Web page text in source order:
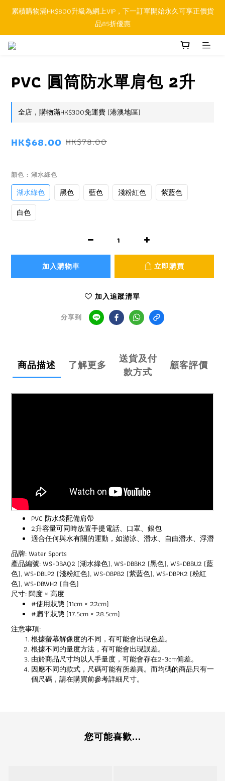
順豐香港SFHK APP取件通知功能將取代SMS短訊
累積購物滿HK$800升級為網上VIP，下一訂單開始永久可享正價貨
品85折優惠
順豐香港SFHK APP取件通知功能將取代SMS短訊
PVC 圓筒防水單肩包 2升
全店，購物滿HK$300免運費 (港澳地區)
HK$68.00 HK$78.00
顏色 : 湖水綠色
湖水綠色 黑色 藍色 淺粉紅色
紫藍色
白色
加入購物車 立即購買
加入追蹤清單
分享到
商品描述 了解更多
送貨及付
款方式
顧客評價
PVC 防水袋配備肩帶
2升容量可同時放置手提電話、口罩、銀包
適合任何與水有關的運動，如游泳、潛水、自由潛水、浮潛
品牌: Water Sports
產品編號: WS-DBAQ2 (湖水綠色), WS-DBBK2 (黑色), WS-DBBU2 (藍
色), WS-DBLP2 (淺粉紅色), WS-DBPB2 (紫藍色), WS-DBPK2 (粉紅
色), WS-DBWH2 (白色)
尺寸: 闊度 × 高度
#使用狀態 (11cm × 22cm)
#扁平狀態 (17.5cm × 28.5cm)
注意事項:
根據螢幕解像度的不同，有可能會出現色差。
根據不同的量度方法，有可能會出現誤差。
由於商品尺寸均以人手量度，可能會存在2-3cm偏差。
因應不同的款式，尺碼可能有所差異。而均碼的商品只有一
個尺碼，請在購買前參考詳細尺寸。
您可能喜歡...